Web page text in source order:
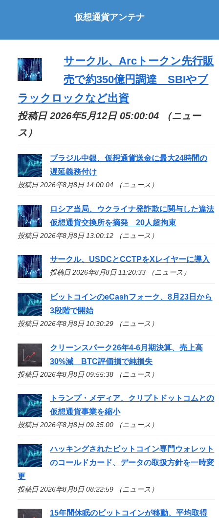
仮想通貨アンテナ
サークル、Arcトークン先行販
売で約350億円調達 SBIやブ
ラックロックなど出資
投稿日 2026年5月12日 05:00:04 （ニュー
ス）
ブラジル中銀、仮想通貨送金に最大24時間の
遅延義務付け
投稿日 2026年8月8日 14:00:04 （ニュース）
ロシア当局、ウクライナ発詐欺に関与した違法
仮想通貨交換所を摘発 20人超拘束
投稿日 2026年8月8日 13:00:12 （ニュース）
サークル、USDCとCCTPをXレイヤーに導入
投稿日 2026年8月8日 11:20:33 （ニュース）
ビットコインのeCashフォーク、8月23日から
3段階で開始
投稿日 2026年8月8日 10:30:29 （ニュース）
クリーンスパーク26年4-6月期決算、売上高
30%減 BTC評価損で純損失
投稿日 2026年8月8日 09:55:38 （ニュース）
トランプ・メディア、クリプトドットコムとの
仮想通貨事業を縮小
投稿日 2026年8月8日 09:35:00 （ニュース）
ハッキングされたビットコイン専門ウォレット
のコールドカード、データの取扱方針を一時変
更
投稿日 2026年8月8日 08:22:59 （ニュース）
15年間休眠のビットコインが移動、平均取得